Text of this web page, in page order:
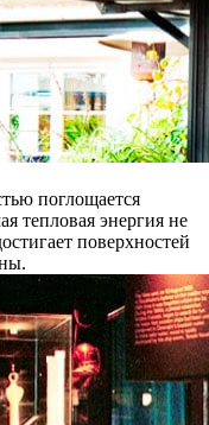
поглощается
тепловая энергия не
поверхностей